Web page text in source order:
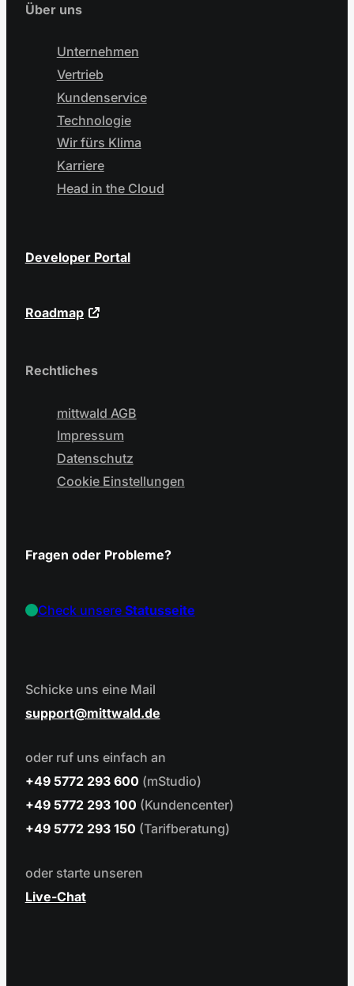
Über uns
Unternehmen
Vertrieb
Kundenservice
Technologie
Wir fürs Klima
Karriere
Head in the Cloud
Developer Portal
Roadmap
Rechtliches
mittwald AGB
Impressum
Datenschutz
Cookie Einstellungen
Fragen oder Probleme?
Check unsereStatusseite
Schicke uns eine Mail
support
mittwald.de
oder ruf uns einfach an
+49 5772 293 600 (mStudio)
+49 5772 293 100 (Kundencenter)
+49 5772 293 150 (Tarifberatung)
oder starte unseren
Live-Chat